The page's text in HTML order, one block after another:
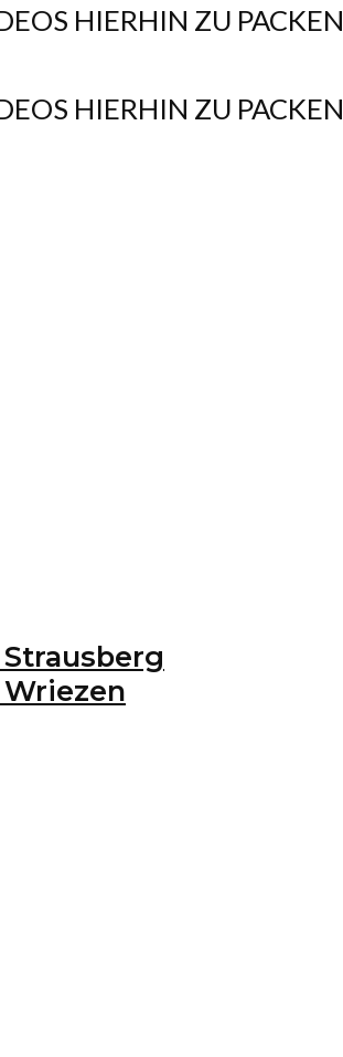
HIERHIN ZU PACKEN
HIERHIN ZU PACKEN